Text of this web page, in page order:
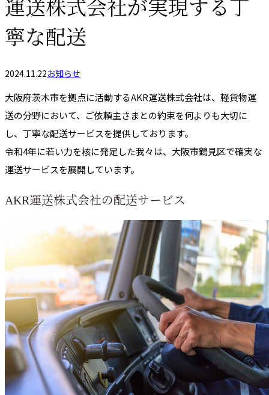
運送株式会社が実現する丁
寧な配送
2024.11.22お知らせ
大阪府茨木市を拠点に活動するAKR運送株式会社は、軽貨物運
送の分野において、ご依頼主さまとの約束を何よりも大切に
し、丁寧な配送サービスを提供しております。
令和4年に若い力を核に発足した我々は、大阪市鶴見区で確実な
運送サービスを展開しています。
AKR運送株式会社の配送サービス